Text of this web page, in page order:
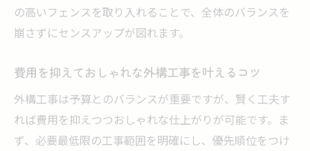
の高いフェンスを取り入れることで、全体のバランスを
崩さずにセンスアップが図れます。
費用を抑えておしゃれな外構工事を叶えるコツ
外構工事は予算とのバランスが重要ですが、賢く工夫す
れば費用を抑えつつおしゃれな仕上がりが可能です。ま
ず、必要最低限の工事範囲を明確にし、優先順位をつけ